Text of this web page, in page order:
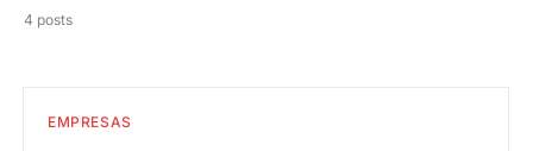
4 posts
EMPRESAS